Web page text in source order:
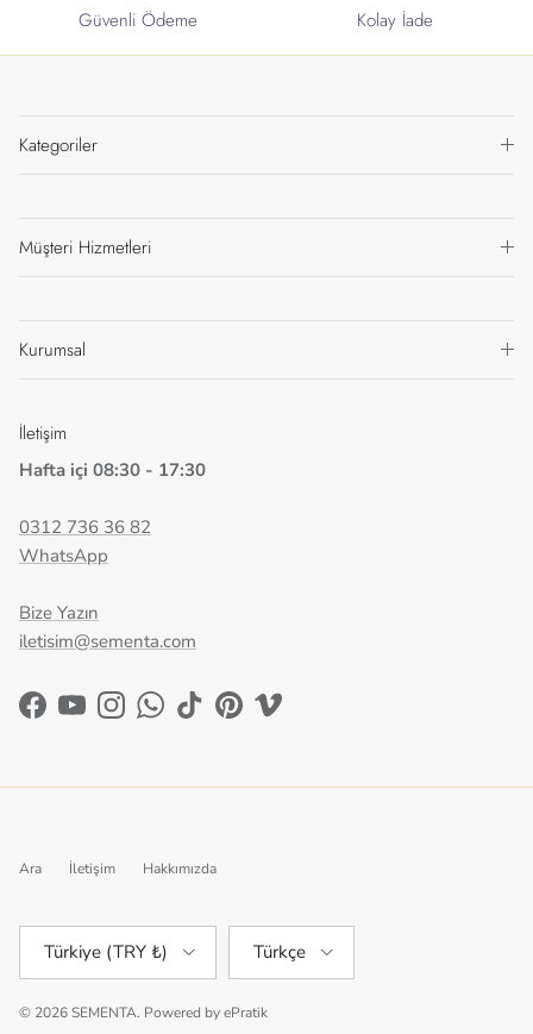
Güvenli Ödeme Kolay İade
Kategoriler
Müşteri Hizmetleri
Kurumsal
İletişim
Hafta içi 08:30 - 17:30
0312 736 36 82
WhatsApp
Bize Yazın
iletisim@sementa.com
Facebook
YouTubeInstagramWhatsApp
TikTokPinterestVimeo
Ara İletişim Hakkımızda
Türkiye (TRY ₺) Türkçe
© 2026SEMENTA. Powered byePratik